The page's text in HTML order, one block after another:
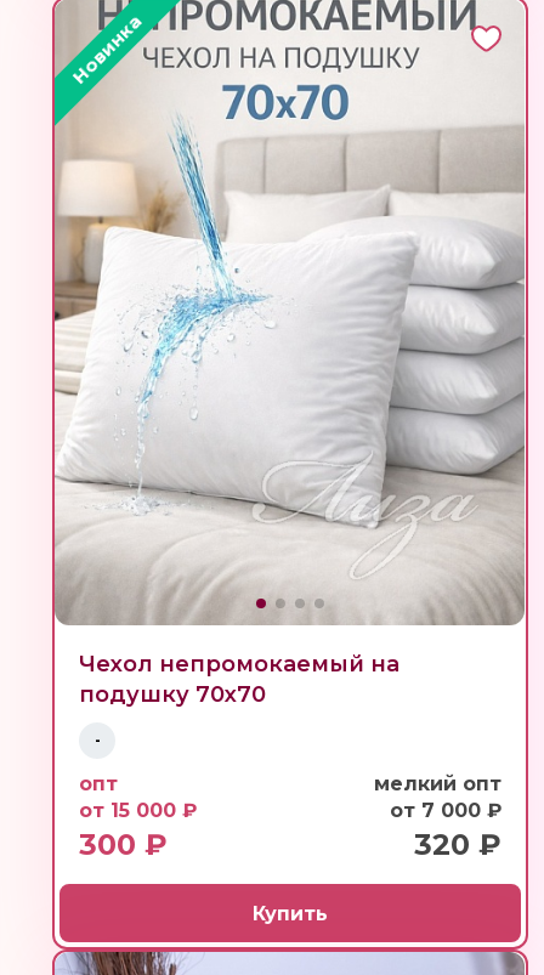
Новинка
Чехол непромокаемый на
подушку 70х70
-
опт
от 15 000 ₽
300 ₽
мелкий опт
от 7 000 ₽
320 ₽
Купить